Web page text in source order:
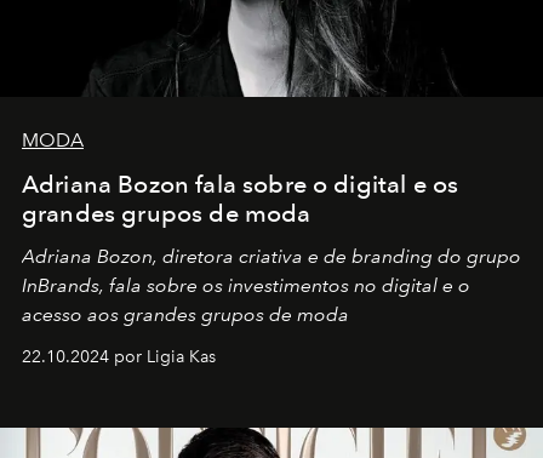
MODA
Adriana Bozon fala sobre o digital e os
grandes grupos de moda
Adriana Bozon, diretora criativa e de branding do grupo
InBrands, fala sobre os investimentos no digital e o
acesso aos grandes grupos de moda
22.10.2024 por Ligia Kas